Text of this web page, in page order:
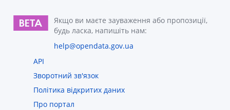
Якщо ви маєте зауваження або пропозиції,
будь ласка, напишіть нам:
help@opendata.gov.ua
API
Зворотний зв'язок
Політика відкритих даних
Про портал